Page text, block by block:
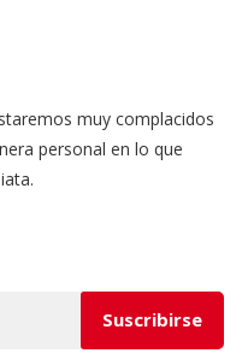
muy complacidos
personal en lo que